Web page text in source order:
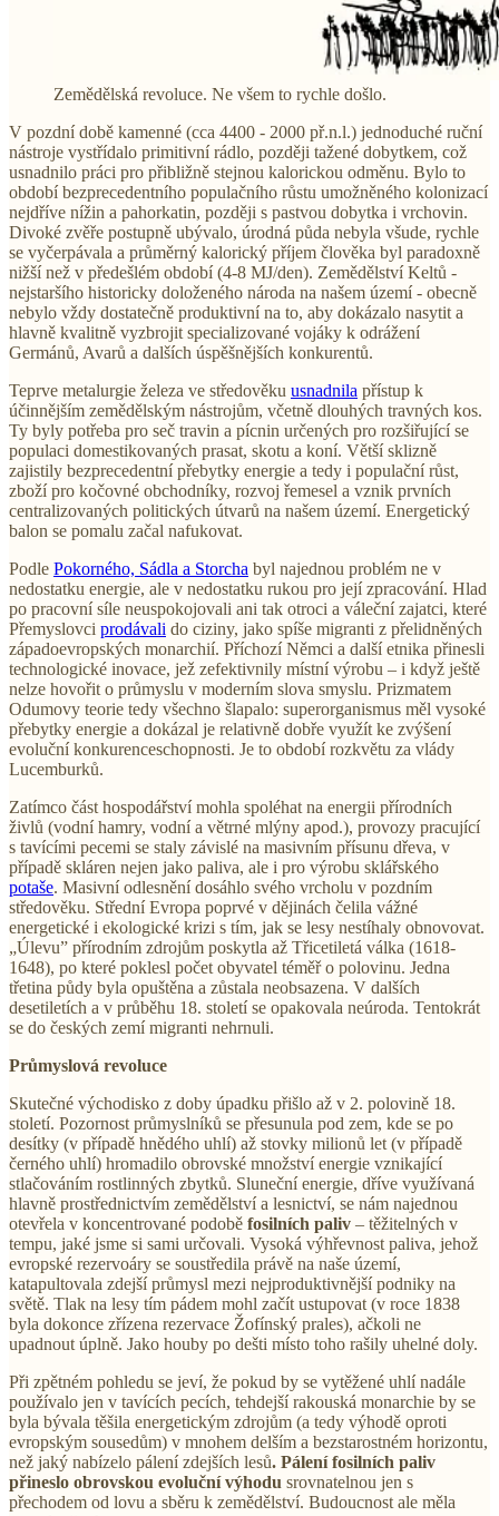
Zemědělská revoluce. Ne všem to rychle došlo.
V pozdní době kamenné (cca 4400 - 2000 př.n.l.) jednoduché ruční
nástroje vystřídalo primitivní rádlo, později tažené dobytkem, což
usnadnilo práci pro přibližně stejnou kalorickou odměnu. Bylo to
období bezprecedentního populačního růstu umožněného kolonizací
nejdříve nížin a pahorkatin, později s pastvou dobytka i vrchovin.
Divoké zvěře postupně ubývalo, úrodná půda nebyla všude, rychle
se vyčerpávala a průměrný kalorický příjem člověka byl paradoxně
nižší než v předešlém období (4-8 MJ/den). Zemědělství Keltů -
nejstaršího historicky doloženého národa na našem území - obecně
nebylo vždy dostatečně produktivní na to, aby dokázalo nasytit a
hlavně kvalitně vyzbrojit specializované vojáky k odrážení
Germánů, Avarů a dalších úspěšnějších konkurentů.
Teprve metalurgie železa ve středověku usnadnila přístup k
účinnějším zemědělským nástrojům, včetně dlouhých travných kos.
Ty byly potřeba pro seč travin a pícnin určených pro rozšiřující se
populaci domestikovaných prasat, skotu a koní. Větší sklizně
zajistily bezprecedentní přebytky energie a tedy i populační růst,
zboží pro kočovné obchodníky, rozvoj řemesel a vznik prvních
centralizovaných politických útvarů na našem území. Energetický
balon se pomalu začal nafukovat.
Podle Pokorného, Sádla a Storcha byl najednou problém ne v
nedostatku energie, ale v nedostatku rukou pro její zpracování. Hlad
po pracovní síle neuspokojovali ani tak otroci a váleční zajatci, které
Přemyslovci prodávali do ciziny, jako spíše migranti z přelidněných
západoevropských monarchií. Příchozí Němci a další etnika přinesli
technologické inovace, jež zefektivnily místní výrobu – i když ještě
nelze hovořit o průmyslu v moderním slova smyslu. Prizmatem
Odumovy teorie tedy všechno šlapalo: superorganismus měl vysoké
přebytky energie a dokázal je relativně dobře využít ke zvýšení
evoluční konkurenceschopnosti. Je to období rozkvětu za vlády
Lucemburků.
Zatímco část hospodářství mohla spoléhat na energii přírodních
živlů (vodní hamry, vodní a větrné mlýny apod.), provozy pracující
s tavícími pecemi se staly závislé na masivním přísunu dřeva, v
případě skláren nejen jako paliva, ale i pro výrobu sklářského
potaše. Masivní odlesnění dosáhlo svého vrcholu v pozdním
středověku. Střední Evropa poprvé v dějinách čelila vážné
energetické i ekologické krizi s tím, jak se lesy nestíhaly obnovovat.
„Úlevu” přírodním zdrojům poskytla až Třicetiletá válka (1618-
1648), po které poklesl počet obyvatel téměř o polovinu. Jedna
třetina půdy byla opuštěna a zůstala neobsazena. V dalších
desetiletích a v průběhu 18. století se opakovala neúroda. Tentokrát
se do českých zemí migranti nehrnuli.
Průmyslová revoluce
Skutečné východisko z doby úpadku přišlo až v 2. polovině 18.
století. Pozornost průmyslníků se přesunula pod zem, kde se po
desítky (v případě hnědého uhlí) až stovky milionů let (v případě
černého uhlí) hromadilo obrovské množství energie vznikající
stlačováním rostlinných zbytků. Sluneční energie, dříve využívaná
hlavně prostřednictvím zemědělství a lesnictví, se nám najednou
otevřela v koncentrované podobě fosilních paliv – těžitelných v
tempu, jaké jsme si sami určovali. Vysoká výhřevnost paliva, jehož
evropské rezervoáry se soustředila právě na naše území,
katapultovala zdejší průmysl mezi nejproduktivnější podniky na
světě. Tlak na lesy tím pádem mohl začít ustupovat (v roce 1838
byla dokonce zřízena rezervace Žofínský prales), ačkoli ne
upadnout úplně. Jako houby po dešti místo toho rašily uhelné doly.
Při zpětném pohledu se jeví, že pokud by se vytěžené uhlí nadále
používalo jen v tavících pecích, tehdejší rakouská monarchie by se
byla bývala těšila energetickým zdrojům (a tedy výhodě oproti
evropským sousedům) v mnohem delším a bezstarostném horizontu,
než jaký nabízelo pálení zdejších lesů. Pálení fosilních paliv
přineslo obrovskou evoluční výhodu srovnatelnou jen s
přechodem od lovu a sběru k zemědělství. Budoucnost ale měla